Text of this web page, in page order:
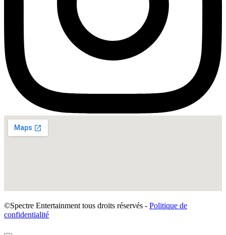
©Spectre Entertainment tous droits réservés - Politique de
confidentialité